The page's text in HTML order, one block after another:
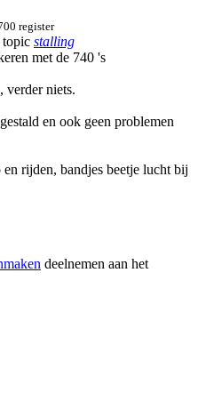
register
stalling
met de 740 's
verder niets.
en ook geen problemen
rijden, bandjes beetje lucht bij
deelnemen aan het